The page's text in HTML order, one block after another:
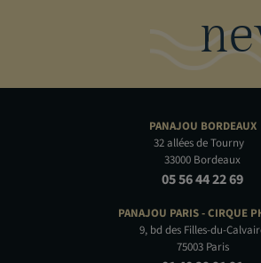
PANAJOU BORDEAUX
32 allées de Tourny
33000 Bordeaux
05 56 44 22 69
PANAJOU PARIS -CIRQUE
9, bd des Filles-du-
75003 Paris